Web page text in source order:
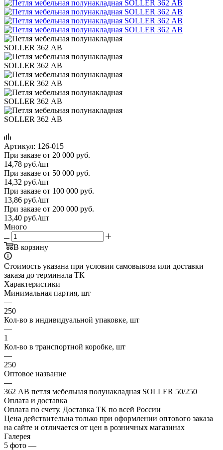
Артикул: 126-015
При заказе от 20 000 руб.
14,78 руб./шт
При заказе от 50 000 руб.
14,32 руб./шт
При заказе от 100 000 руб.
13,86 руб./шт
При заказе от 200 000 руб.
13,40 руб./шт
Много
В корзину
Стоимость указана при условии самовывоза или доставки
заказа до терминала ТК
Характеристики
Минимальная партия, шт
—
250
Кол-во в индивидуальной упаковке, шт
—
1
Кол-во в транспортной коробке, шт
—
250
Оптовое название
—
362 АВ петля мебельная полунакладная SOLLER 50/250
Оплата и доставка
Оплата по счету. Доставка ТК по всей России
Цена действительна только при оформлении оптового заказа
на сайте и отличается от цен в розничных магазинах
Галерея
5 фото —